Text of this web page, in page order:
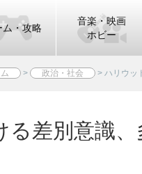
ム・攻略
音楽・映画
ホビー
> 政治・社会 > ハリウッ
差別意識、